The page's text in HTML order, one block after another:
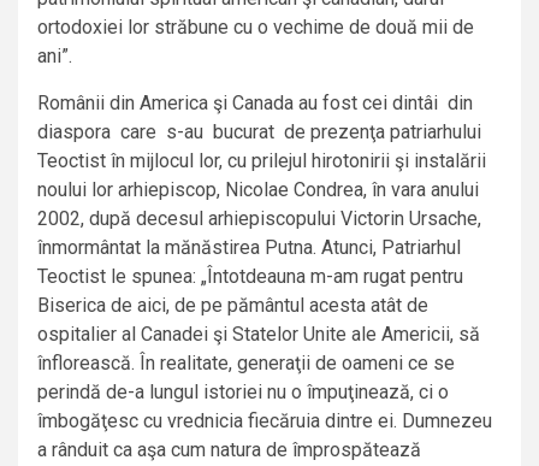
ortodoxiei lor străbune cu o vechime de două mii de
ani”.
Românii din America şi Canada au fost cei dintâi din
diaspora care s-au bucurat de prezenţa patriarhului
Teoctist în mijlocul lor, cu prilejul hirotonirii şi instalării
noului lor arhiepiscop, Nicolae Condrea, în vara anului
2002, după decesul arhiepiscopului Victorin Ursache,
înmormântat la mănăstirea Putna. Atunci, Patriarhul
Teoctist le spunea: „Întotdeauna m-am rugat pentru
Biserica de aici, de pe pământul acesta atât de
ospitalier al Canadei şi Statelor Unite ale Americii, să
înflorească. În realitate, generaţii de oameni ce se
perindă de-a lungul istoriei nu o împuţinează, ci o
îmbogăţesc cu vrednicia fiecăruia dintre ei. Dumnezeu
a rânduit ca aşa cum natura de împrospătează